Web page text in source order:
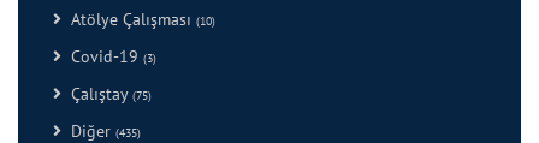
Atölye Çalışması (10)
Covid-19 (3)
Çalıştay (75)
Diğer (435)